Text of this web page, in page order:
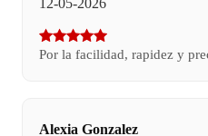
12-05-2026
Por la facilidad, rapidez y
Alexia Gonzalez